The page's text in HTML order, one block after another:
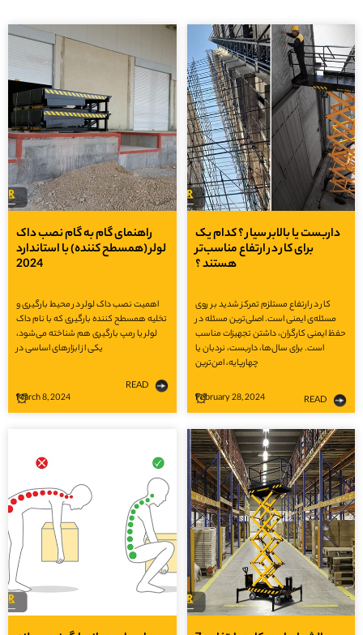
راهنمای گام به گام نصب داک
لولر (همسطح کننده) با استاندارد
2024
اهمیت نصب داک لولر در محیط بارگیری و
تخلیه همسطح کننده بارگیری که با نام داک
لولر یا رمپ بارگیری هم شناخته می‌شود،
یکی از ابزارهای اساسی در
READ
March 8, 2024
داربست یا بالابر سیار ؟ کدام یک
برای کار در ارتفاع مناسب‌تر
هستند ؟
کار در ارتفاع مستلزم تمرکز شدید بر روی
مسئله‌ی ایمنی است. اصلی‌ترین مسئله در
حفظ ایمنی کارگران، داشتن تجهیزات مناسب
است. برای سال‌ها، داربست، نردبان یا
چهارپایه، امن‌ترین
READ
February 28, 2024